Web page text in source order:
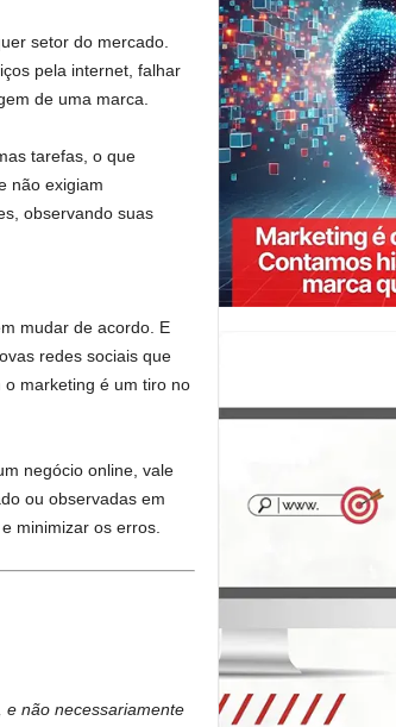
setor do mercado.
pela internet, falhar
de uma marca.
tarefas, o que
não exigiam
observando suas
mudar de acordo. E
redes sociais que
marketing é um tiro no
negócio online, vale
ou observadas em
minimizar os erros.
e não necessariamente